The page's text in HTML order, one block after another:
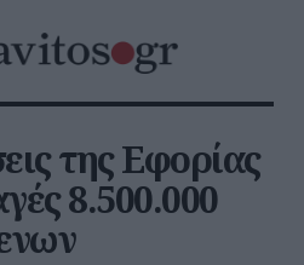
της Εφορίας
8.500.000